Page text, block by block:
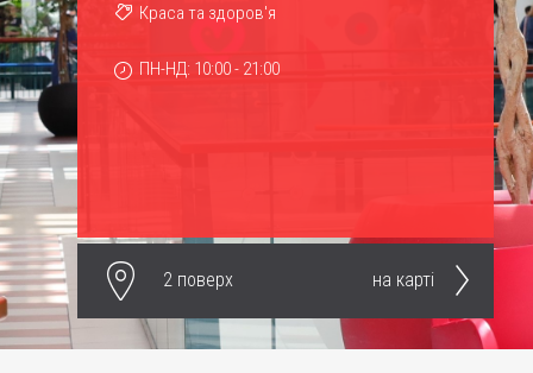
Краса та здоров'я
ПН-НД: 10:00 - 21:00
2 поверх на карті